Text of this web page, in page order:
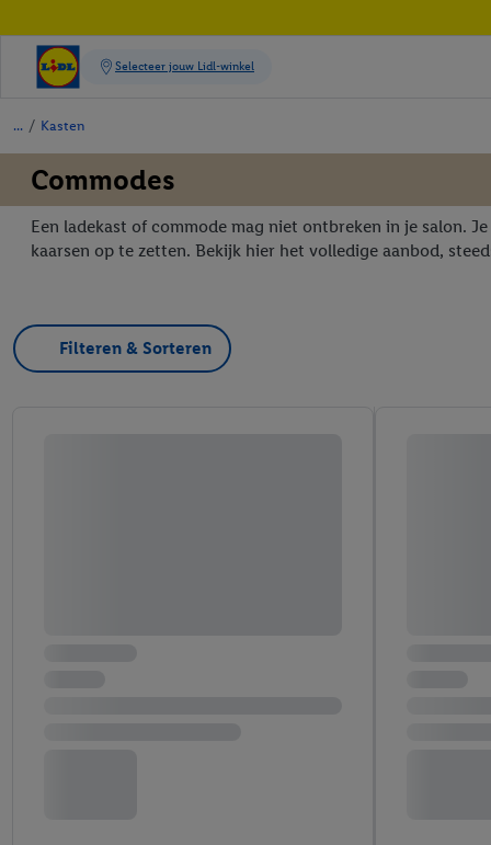
/ Kasten
Commodes
Een ladekast of commode mag niet ontbreken in je salon.
kaarsen op te zetten. Bekijk hier het volledige aanbod,
Filteren & Sorteren